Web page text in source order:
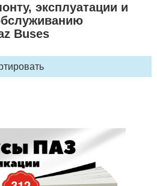
эксплуатации и
Buses